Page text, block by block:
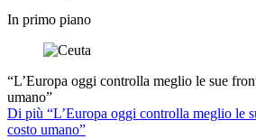
In primo piano
“L’Europa oggi controlla meglio le sue
umano”
Di più “L’Europa oggi controlla meglio le
costo umano”